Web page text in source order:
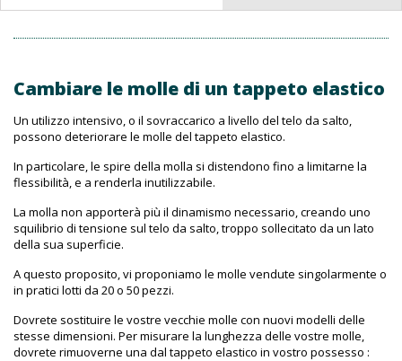
Cambiare le molle di un tappeto elastico
Un utilizzo intensivo, o il sovraccarico a livello del telo da salto,
possono deteriorare le molle del tappeto elastico.
In particolare, le spire della molla si distendono fino a limitarne la
flessibilità, e a renderla inutilizzabile.
La molla non apporterà più il dinamismo necessario, creando uno
squilibrio di tensione sul telo da salto, troppo sollecitato da un lato
della sua superficie.
A questo proposito, vi proponiamo le molle vendute singolarmente o
in pratici lotti da 20 o 50 pezzi.
Dovrete sostituire le vostre vecchie molle con nuovi modelli delle
stesse dimensioni. Per misurare la lunghezza delle vostre molle,
dovrete rimuoverne una dal tappeto elastico in vostro possesso :